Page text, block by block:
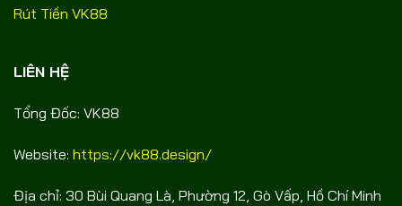
Rút Tiền VK88
LIÊN HỆ
Tổng Đốc: VK88
Website: https://vk88.design/
Địa chỉ: 30 Bùi Quang Là, Phường 12, Gò Vấp, Hồ Chí Minh